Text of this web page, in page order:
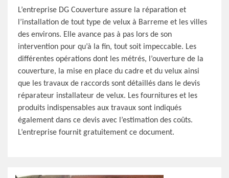
L’entreprise DG Couverture assure la réparation et
l’installation de tout type de velux à Barreme et les villes
des environs. Elle avance pas à pas lors de son
intervention pour qu’à la fin, tout soit impeccable. Les
différentes opérations dont les métrés, l’ouverture de la
couverture, la mise en place du cadre et du velux ainsi
que les travaux de raccords sont détaillés dans le devis
réparateur installateur de velux. Les fournitures et les
produits indispensables aux travaux sont indiqués
également dans ce devis avec l’estimation des coûts.
L’entreprise fournit gratuitement ce document.